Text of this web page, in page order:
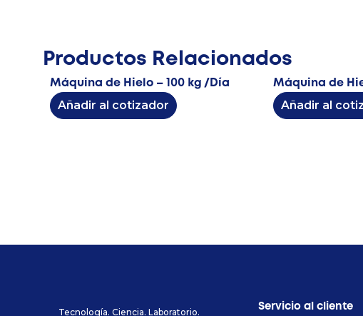
Productos Relacionados
Máquina de Hielo – 100 kg /Día
Añadir al cotizador
Máquina de
Añadir al
Tecnología. Ciencia. Laboratorio. Servicio al cliente